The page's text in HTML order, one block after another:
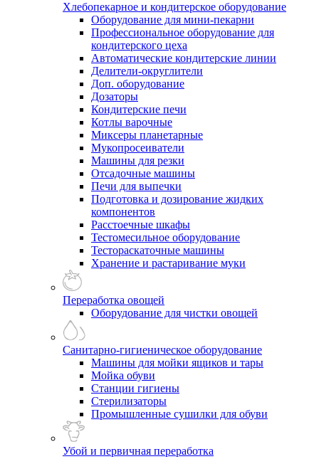
Хлебопекарное и кондитерское оборудование
Оборудование для мини-пекарни
Профессиональное оборудование для
кондитерского цеха
Автоматические кондитерские линии
Делители-округлители
Доп. оборудование
Дозаторы
Кондитерские печи
Котлы варочные
Миксеры планетарные
Мукопросеиватели
Машины для резки
Отсадочные машины
Печи для выпечки
Подготовка и дозирование жидких
компонентов
Расстоечные шкафы
Тестомесильное оборудование
Тестораскаточные машины
Хранение и растаривание муки
Переработка овощей
Оборудование для чистки овощей
Санитарно-гигиеническое оборудование
Машины для мойки ящиков и тары
Мойка обуви
Станции гигиены
Стерилизаторы
Промышленные сушилки для обуви
Убой и первичная переработка